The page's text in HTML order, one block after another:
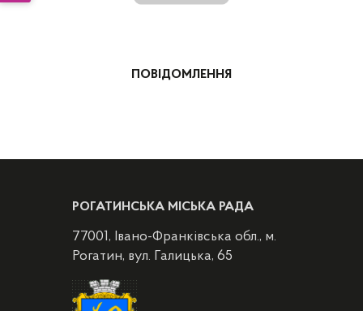
ПОВІДОМЛЕННЯ
РОГАТИНСЬКА МІСЬКА РАДА
77001, Івано-Франківська обл., м.
Рогатин, вул. Галицька, 65